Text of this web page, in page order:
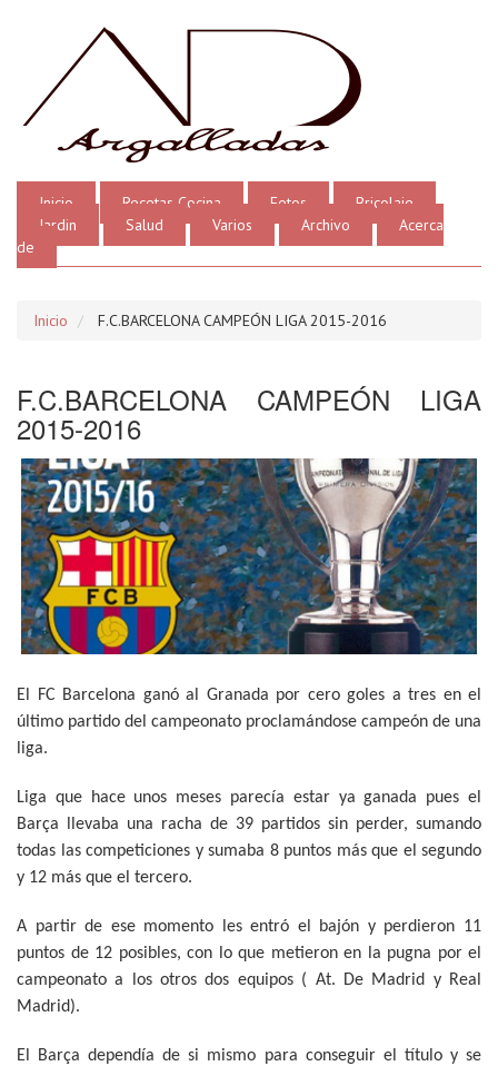
Inicio Recetas Cocina Fotos
Bricolaje
Jardin
Salud Varios Archivo
Acerca
de
Inicio F.C.BARCELONA CAMPEÓN LIGA 2015-2016
F.C.BARCELONA CAMPEÓN LIGA
2015-2016
El FC Barcelona ganó al Granada por cero goles a tres en el
último partido del campeonato proclamándose campeón de una
liga.
Liga que hace unos meses parecía estar ya ganada pues el
Barça llevaba una racha de 39 partidos sin perder, sumando
todas las competiciones y sumaba 8 puntos más que el segundo
y 12 más que el tercero.
A partir de ese momento les entró el bajón y perdieron 11
puntos de 12 posibles, con lo que metieron en la pugna por el
campeonato a los otros dos equipos ( At. De Madrid y Real
Madrid).
El Barça dependía de si mismo para conseguir el título y se